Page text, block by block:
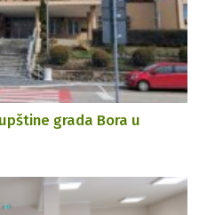
grada Bora u